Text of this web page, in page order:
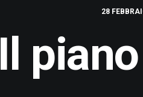
28
Il